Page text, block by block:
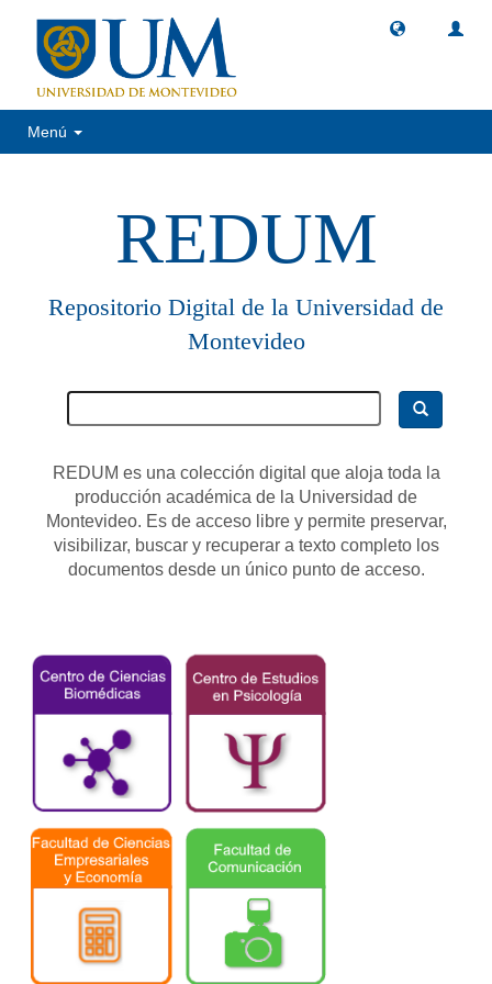
Menú
REDUM
Repositorio Digital de la Universidad de
Montevideo
REDUM es una colección digital que aloja toda la
producción académica de la Universidad de
Montevideo. Es de acceso libre y permite preservar,
visibilizar, buscar y recuperar a texto completo los
documentos desde un único punto de acceso.